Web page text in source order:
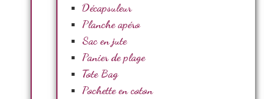
Décapsuleur
Planche apéro
Sac en jute
Panier de plage
Tote Bag
Pochette en coton